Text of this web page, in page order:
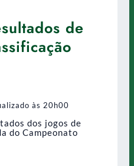
de
às 20h00
dos jogos de
do Campeonato